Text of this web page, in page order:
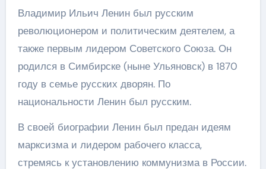
Владимир Ильич Ленин был русским
революционером и политическим деятелем, а
также первым лидером Советского Союза. Он
родился в Симбирске (ныне Ульяновск) в 1870
году в семье русских дворян. По
национальности Ленин был русским.
В своей биографии Ленин был предан идеям
марксизма и лидером рабочего класса,
стремясь к установлению коммунизма в России.